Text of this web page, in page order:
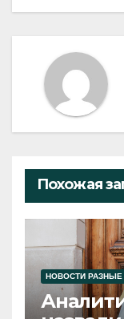
Похожая
НОВОСТИ РАЗНЫЕ